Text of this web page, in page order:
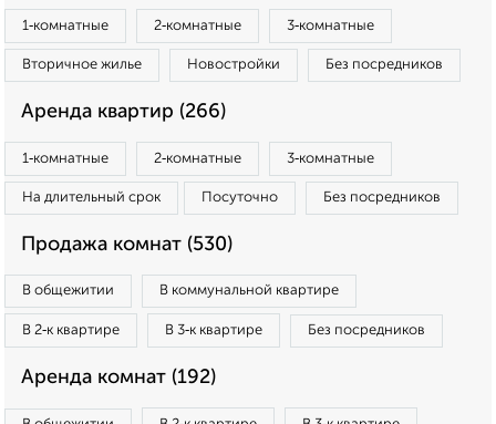
1‑комнатные 2‑комнатные 3‑комнатные
Вторичное жилье Новостройки Без посредников
Аренда квартир (266)
1‑комнатные 2‑комнатные 3‑комнатные
На длительный срок Посуточно Без посредников
Продажа комнат (530)
В общежитии В коммунальной квартире
В 2‑к квартире В 3‑к квартире Без посредников
Аренда комнат (192)